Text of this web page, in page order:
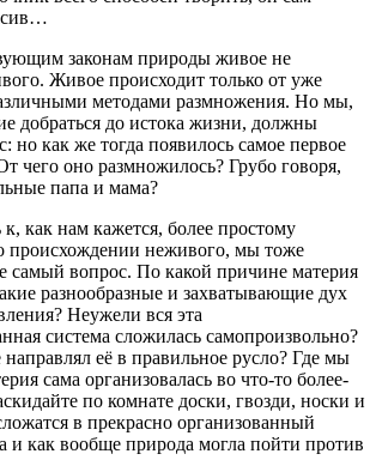
законам природы живое не
Живое происходит только от уже
методами размножения. Но мы,
добраться до истока жизни, должны
но как же тогда появилось самое первое
чего оно размножилось? Грубо говоря,
папа и мама?
как нам кажется, более простому
происхождении неживого, мы тоже
самый вопрос. По какой причине материя
разнообразные и захватывающие дух
Неужели вся эта
система сложилась самопроизвольно?
её в правильное русло? Где мы
сама организовалась во что-то более-
по комнате доски, гвозди, носки и
в прекрасно организованный
и как вообще природа могла пойти против